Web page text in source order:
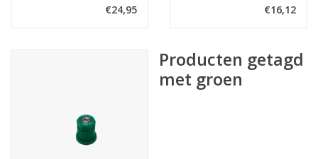
€24,95 €16,12
Producten getagd
met groen